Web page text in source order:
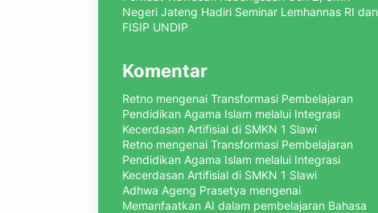
Negeri Jateng Hadiri Seminar Lemhannas RI dan
FISIP UNDIP
Komentar
Retno mengenai Transformasi Pembelajaran
Pendidikan Agama Islam melalui Integrasi
Kecerdasan Artifisial di SMKN 1 Slawi
Retno mengenai Transformasi Pembelajaran
Pendidikan Agama Islam melalui Integrasi
Kecerdasan Artifisial di SMKN 1 Slawi
Adhwa Ageng Prasetya mengenai
Memanfaatkan AI dalam pembelajaran Bahasa